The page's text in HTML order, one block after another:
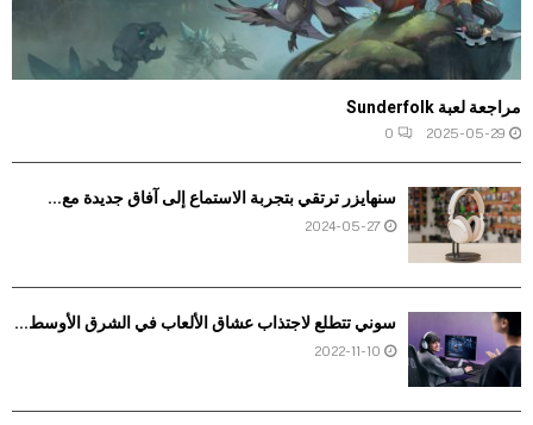
مراجعة لعبة Sunderfolk
2025-05-29
0
سنهايزر ترتقي بتجربة الاستماع إلى آفاق جديدة مع...
2024-05-27
سوني تتطلع لاجتذاب عشاق الألعاب في الشرق الأوسط...
2022-11-10